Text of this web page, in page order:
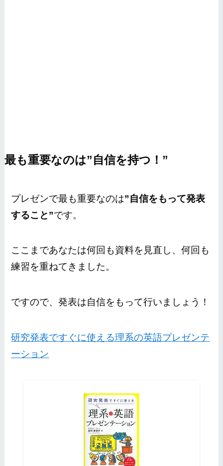
最も重要なのは”自信を持つ！”
プレゼンで最も重要なのは”自信をもって発表
すること”です。
ここまであなたは何回も資料を見直し、何回も
練習を重ねてきました。
ですので、発表は自信をもって行いましょう！
研究発表ですぐに使える理系の英語プレゼンテ
ーション